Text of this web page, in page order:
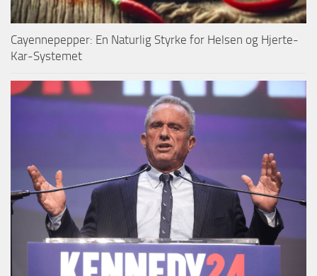
Cayennepepper: En Naturlig Styrke for Helsen og Hjerte-
Kar-Systemet